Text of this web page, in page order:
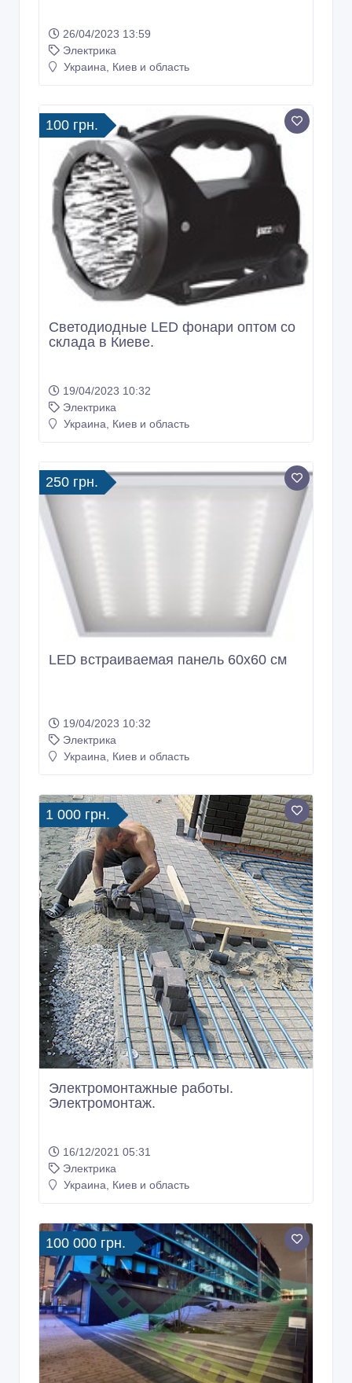
Электрика
Украина, Киев и область
100 грн.
Светодиодные LED фонари оптом со
склада в Киеве.
Электрика
Украина, Киев и область
250 грн.
LED встраиваемая панель 60х60 см
19/04/2023 10:32
Электрика
Украина, Киев и область
1 000 грн.
Электромонтажные работы.
Электромонтаж.
16/12/2021 05:31
Электрика
Украина, Киев и область
100 000 грн.